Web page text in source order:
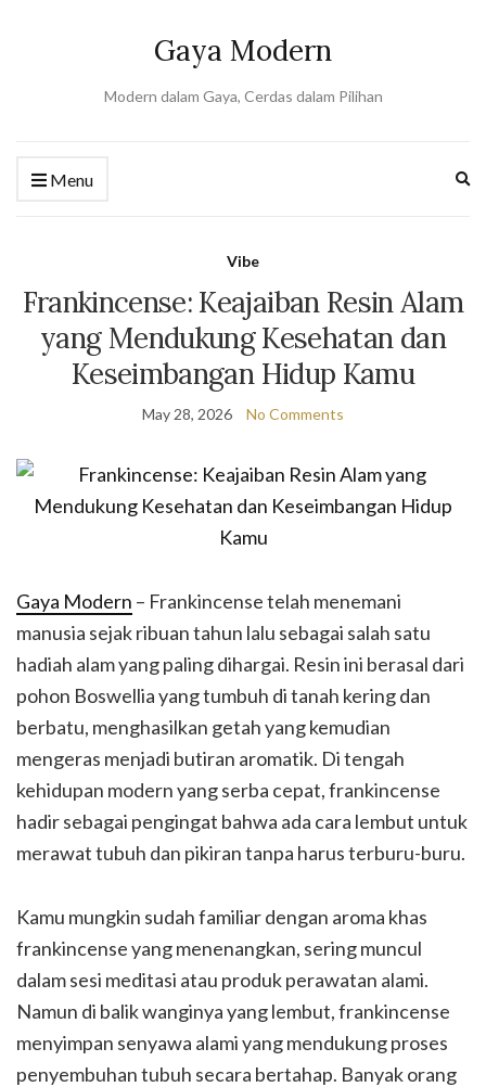
Gaya Modern
Modern dalam Gaya, Cerdas dalam Pilihan
Menu
Vibe
Frankincense: Keajaiban Resin Alam
yang Mendukung Kesehatan dan
Keseimbangan Hidup Kamu
May 28, 2026 No Comments
Gaya Modern – Frankincense telah menemani
manusia sejak ribuan tahun lalu sebagai salah satu
hadiah alam yang paling dihargai. Resin ini berasal dari
pohon Boswellia yang tumbuh di tanah kering dan
berbatu, menghasilkan getah yang kemudian
mengeras menjadi butiran aromatik. Di tengah
kehidupan modern yang serba cepat, frankincense
hadir sebagai pengingat bahwa ada cara lembut untuk
merawat tubuh dan pikiran tanpa harus terburu-buru.
Kamu mungkin sudah familiar dengan aroma khas
frankincense yang menenangkan, sering muncul
dalam sesi meditasi atau produk perawatan alami.
Namun di balik wanginya yang lembut, frankincense
menyimpan senyawa alami yang mendukung proses
penyembuhan tubuh secara bertahap. Banyak orang